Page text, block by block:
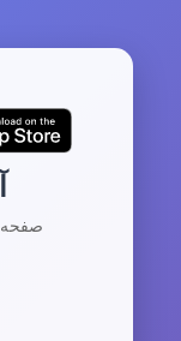
صفحه 1 از 343 | مجموع 3425 آرشیو